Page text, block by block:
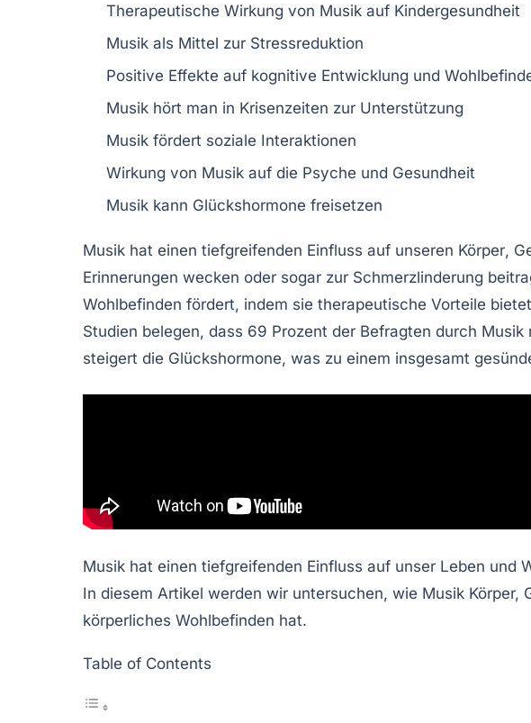
Therapeutische Wirkung von Musik auf Kindergesundheit
Musik als Mittel zur Stressreduktion
Positive Effekte auf kognitive Entwicklung und
Musik hört man in Krisenzeiten zur Unterstützung
Musik fördert soziale Interaktionen
Wirkung von Musik auf die Psyche und Gesundheit
Musik kann Glückshormone freisetzen
Musik hat einen tiefgreifenden Einfluss auf unseren Körper,
Erinnerungen wecken oder sogar zur Schmerzlinderung
Wohlbefinden fördert, indem sie therapeutische Vorteile
Studien belegen, dass 69 Prozent der Befragten durch Musik
steigert die Glückshormone, was zu einem insgesamt
Musik hat einen tiefgreifenden Einfluss auf unser Leben und
In diesem Artikel werden wir untersuchen, wie Musik
körperliches Wohlbefinden hat.
Table of Contents